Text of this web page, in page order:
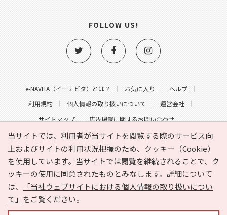
当サイトでは、利用者が当サイトを閲覧する際のサービス向
上およびサイトの利用状況把握のため、クッキー（Cookie）
を使用しています。当サイトでは閲覧を継続されることで、ク
ッキーの使用に同意されたものとみなします。詳細について
は、
「当社ウェブサイトにおける個人情報の取り扱いについ
て」 をご覧ください。
e-NAVITA（イーナビタ）とは？ お気に入り
ヘルプ
利用規約
個人情報の取り扱いについて
運営会社
サイトマップ
広告掲載に関するお問い合わせ
サイトの内容に関するお問い合わせ
FOLLOW US!
Copyright © HYOJITO.Co.,Ltd. All Rights Reserved.